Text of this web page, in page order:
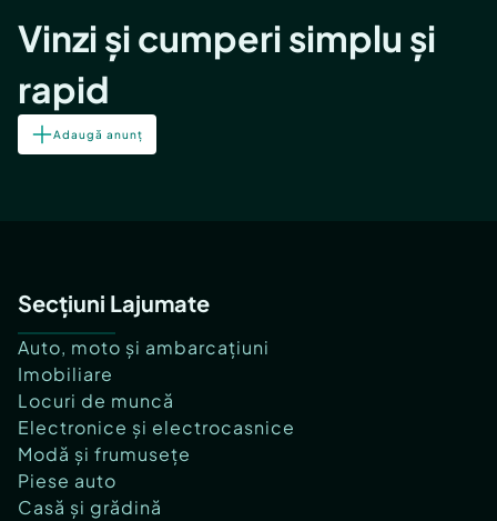
Vinzi și cumperi simplu și
rapid
Adaugă anunț
Secțiuni Lajumate
Auto, moto și ambarcațiuni
Imobiliare
Locuri de muncă
Electronice și electrocasnice
Modă și frumusețe
Piese auto
Casă și grădină